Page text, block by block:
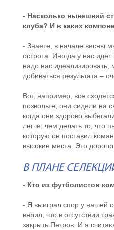
- Насколько нынешний
клуба? И в каких
- Знаете, в начале весны
острота. Иногда у нас
надо нас
добиваться результата –
Вот, например, все
позвольте, они сидели на
когда они здорово
легче, чем делать то, что
которую он поставил
высокие места. Это
В ПЛАНЕ
- Кто из футболистов
- Я выиграл спор у нашей
верил, что в отсутствии
закрыть Петров. И я